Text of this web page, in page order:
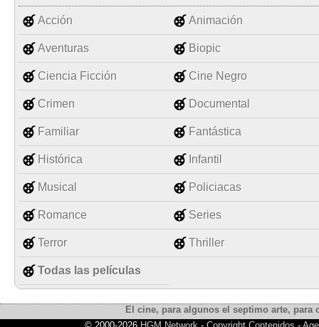
Acción Animación
Aventuras Biopic
Ciencia Ficción Cine Negro
Crimen Documental
Familiar Fantástica
Histórica Infantil
Musical Policiacas
Romance Series
Terror Thriller
Todas las películas
El cine, para algunos el septimo arte,